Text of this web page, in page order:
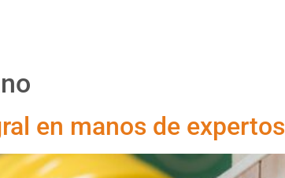
en manos de expertos